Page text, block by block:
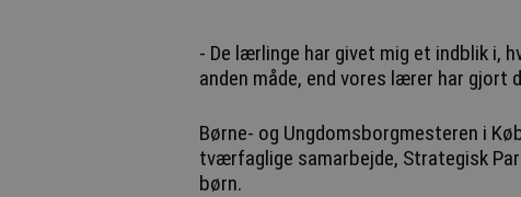
- De lærlinge har givet mig et indblik i,
anden måde, end vores lærer har gjort
Børne- og Ungdomsborgmesteren i
tværfaglige samarbejde, Strategisk
børn.